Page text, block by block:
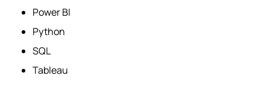
Power BI
Python
SQL
Tableau